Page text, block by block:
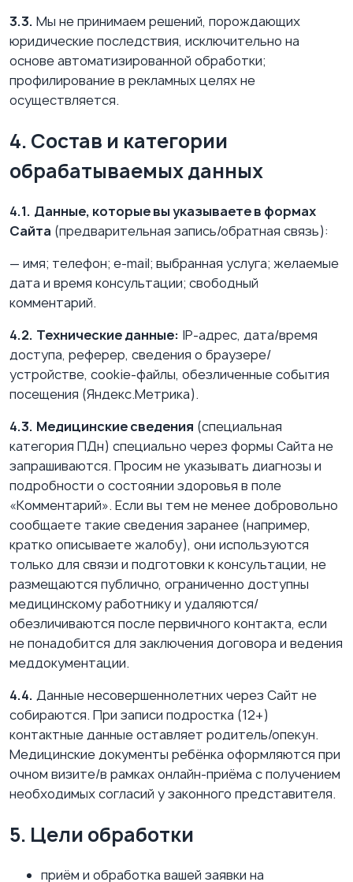
3.3. Мы не принимаем решений, порождающих
юридические последствия, исключительно на
основе автоматизированной обработки;
профилирование в рекламных целях не
осуществляется.
4. Состав и категории
обрабатываемых данных
4.1. Данные, которые вы указываете в формах
Сайта (предварительная запись/обратная связь):
— имя; телефон; e-mail; выбранная услуга; желаемые
дата и время консультации; свободный
комментарий.
4.2. Технические данные: IP-адрес, дата/время
доступа, реферер, сведения о браузере/
устройстве, cookie-файлы, обезличенные события
посещения (Яндекс.Метрика).
4.3. Медицинские сведения (специальная
категория ПДн) специально через формы Сайта не
запрашиваются. Просим не указывать диагнозы и
подробности о состоянии здоровья в поле
«Комментарий». Если вы тем не менее добровольно
сообщаете такие сведения заранее (например,
кратко описываете жалобу), они используются
только для связи и подготовки к консультации, не
размещаются публично, ограниченно доступны
медицинскому работнику и удаляются/
обезличиваются после первичного контакта, если
не понадобится для заключения договора и ведения
меддокументации.
4.4. Данные несовершеннолетних через Сайт не
собираются. При записи подростка (12+)
контактные данные оставляет родитель/опекун.
Медицинские документы ребёнка оформляются при
очном визите/в рамках онлайн-приёма с получением
необходимых согласий у законного представителя.
5. Цели обработки
приём и обработка вашей заявки на